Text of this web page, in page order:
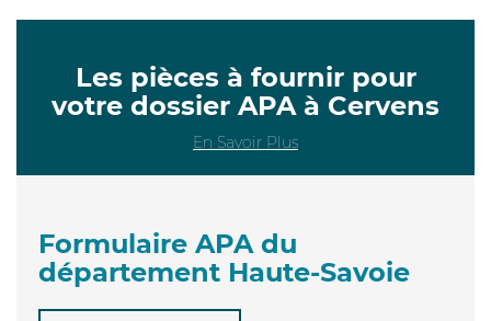
Les pièces à fournir pour
votre dossier APA à Cervens
En Savoir Plus
Formulaire APA du
département Haute-Savoie